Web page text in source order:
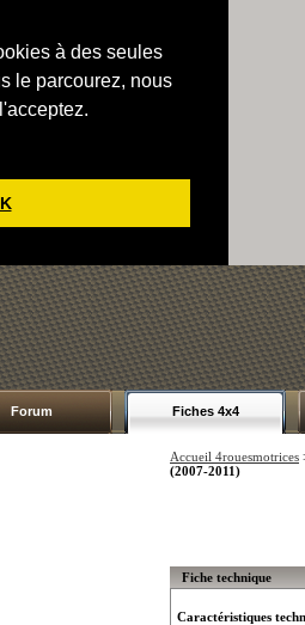
à des seules
le parcourez, nous
Forum Fiches 4x4
Accueil 4rouesmotrices
(2007-2011)
Fiche technique
Caractéristiques